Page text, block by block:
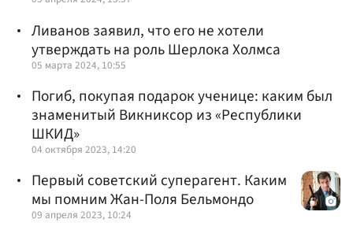
Ливанов заявил, что его не хотели
утверждать на роль Шерлока Холмса
05 марта 2024, 10:55
Погиб, покупая подарок ученице: каким был
знаменитый Викниксор из «Республики
ШКИД»
04 октября 2023, 14:20
Первый советский суперагент. Каким
мы помним Жан-Поля Бельмондо
09 апреля 2023, 10:24